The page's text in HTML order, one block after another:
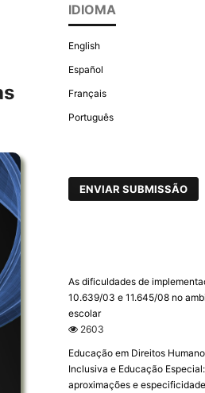
IDIOMA
English
Español
Français
Português
ENVIAR SUBMISSÃO
As dificuldades de
10.639/03 e 11.645/08 no
escolar
2603
Educação em Direitos
Inclusiva e Educação Especial:
aproximações e